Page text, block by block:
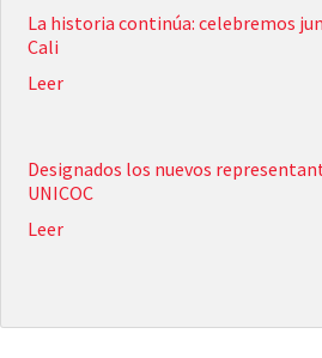
La historia continúa: celebremos
Cali
Leer
Designados los nuevos
UNICOC
Leer